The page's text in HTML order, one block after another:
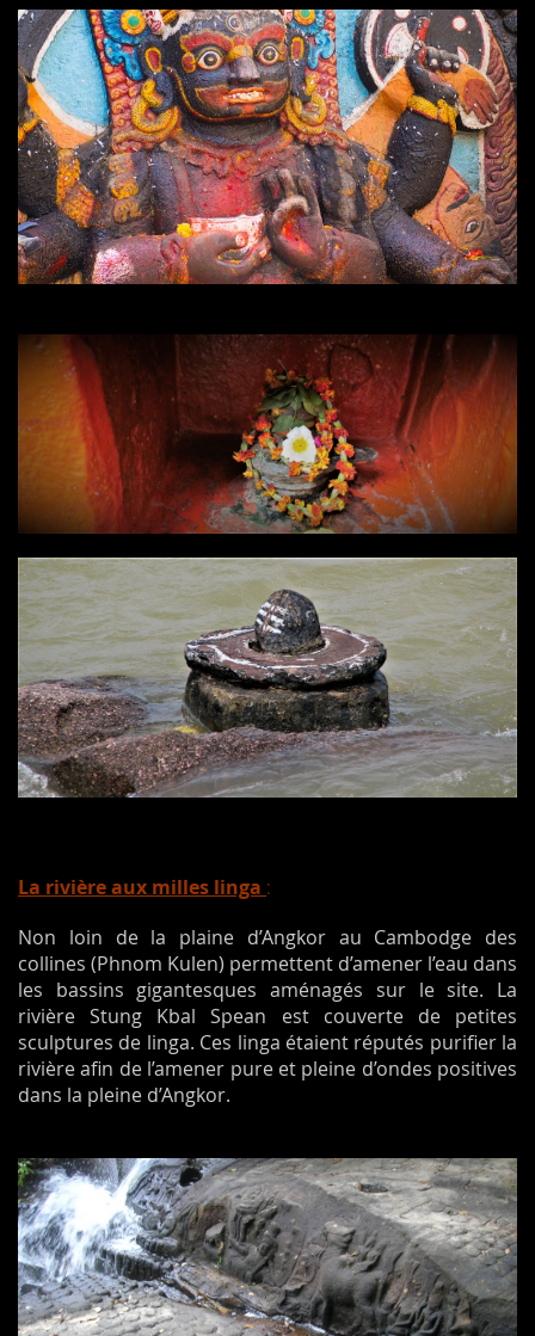
La rivière aux milles linga :
Non loin de la plaine d’Angkor au Cambodge des
collines (Phnom Kulen) permettent d’amener l’eau dans
les bassins gigantesques aménagés sur le site. La
rivière Stung Kbal Spean est couverte de petites
sculptures de linga. Ces linga étaient réputés purifier la
rivière afin de l’amener pure et pleine d’ondes positives
dans la pleine d’Angkor.